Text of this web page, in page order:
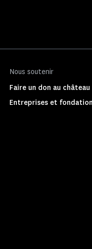
Nous soutenir
Faire un don au
Entreprises et